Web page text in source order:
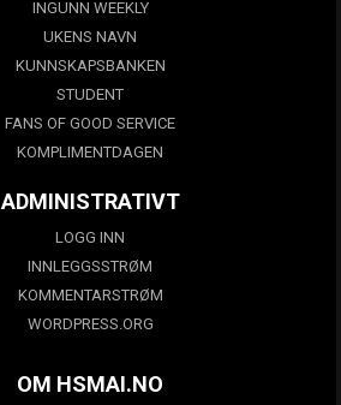
INGUNN WEEKLY
UKENS NAVN
KUNNSKAPSBANKEN
STUDENT
FANS OF GOOD SERVICE
KOMPLIMENTDAGEN
ADMINISTRATIVT
LOGG INN
INNLEGGSSTRØM
KOMMENTARSTRØM
WORDPRESS.ORG
OM HSMAI.NO